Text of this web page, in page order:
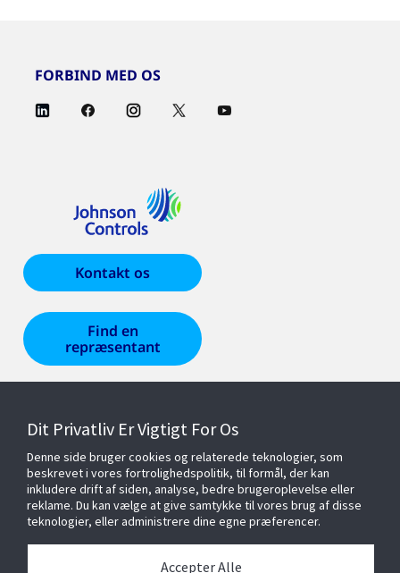
FORBIND MED OS
Kontakt os
Find en
repræsentant
Tjenester
Cyber Solutions
Dit Privatliv Er Vigtigt For Os
Denne side bruger cookies og relaterede teknologier, som
beskrevet i vores fortrolighedspolitik, til formål, der kan
inkludere drift af siden, analyse, bedre brugeroplevelse eller
reklame. Du kan vælge at give samtykke til vores brug af disse
teknologier, eller administrere dine egne præferencer.
Accepter Alle